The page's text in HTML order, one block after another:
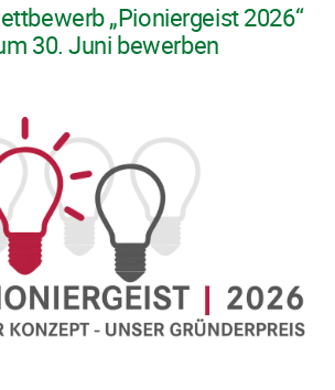
„Pioniergeist 2026“
30. Juni bewerben